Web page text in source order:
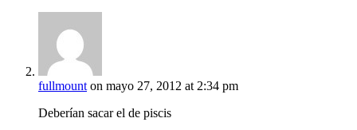
fullmount on mayo 27, 2012 at 2:34 pm
Deberían sacar el de piscis